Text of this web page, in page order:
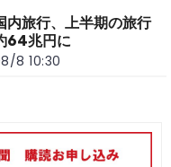
内旅行、上半期の旅行
64兆円に
8 10:30